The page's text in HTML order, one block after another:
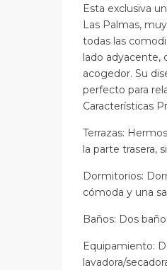
Esta exclusiva
Las Palmas,
todas las
lado adyacente,
acogedor. Su
perfecto para
Características
Terrazas:
la parte trasera,
Dormitorios:
cómoda y una
Baños: Dos
Equipamiento:
lavadora/